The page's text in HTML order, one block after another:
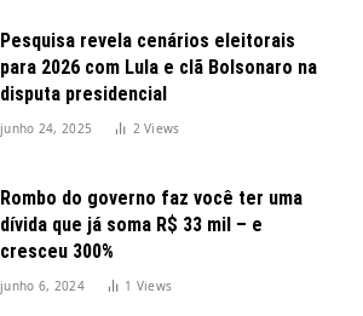
Pesquisa revela cenários eleitorais
para 2026 com Lula e clã Bolsonaro na
disputa presidencial
junho 24, 2025 2Views
Rombo do governo faz você ter uma
dívida que já soma R$ 33 mil – e
cresceu 300%
junho 6, 2024 1 Views